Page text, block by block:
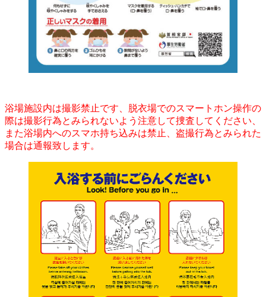
浴場施設内は撮影禁止です、脱衣場でのスマートホン操作の
際は撮影行為とみられないよう注意して捜査してください、
また浴場内へのスマホ持ち込みは禁止、盗撮行為とみられた
場合は通報致します。